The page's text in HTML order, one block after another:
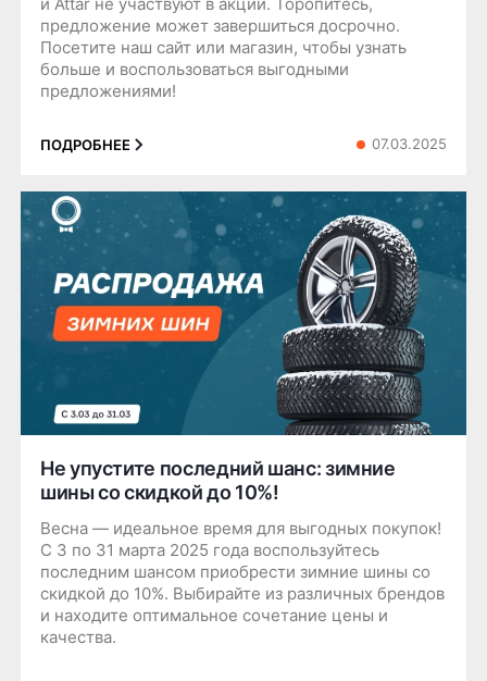
и Attar не участвуют в акции. Торопитесь,
предложение может завершиться досрочно.
Посетите наш сайт или магазин, чтобы узнать
больше и воспользоваться выгодными
предложениями!
ПОДРОБНЕЕ 07.03.2025
Не упустите последний шанс: зимние
шины со скидкой до 10%!
Весна — идеальное время для выгодных покупок!
С 3 по 31 марта 2025 года воспользуйтесь
последним шансом приобрести зимние шины со
скидкой до 10%. Выбирайте из различных брендов
и находите оптимальное сочетание цены и
качества.